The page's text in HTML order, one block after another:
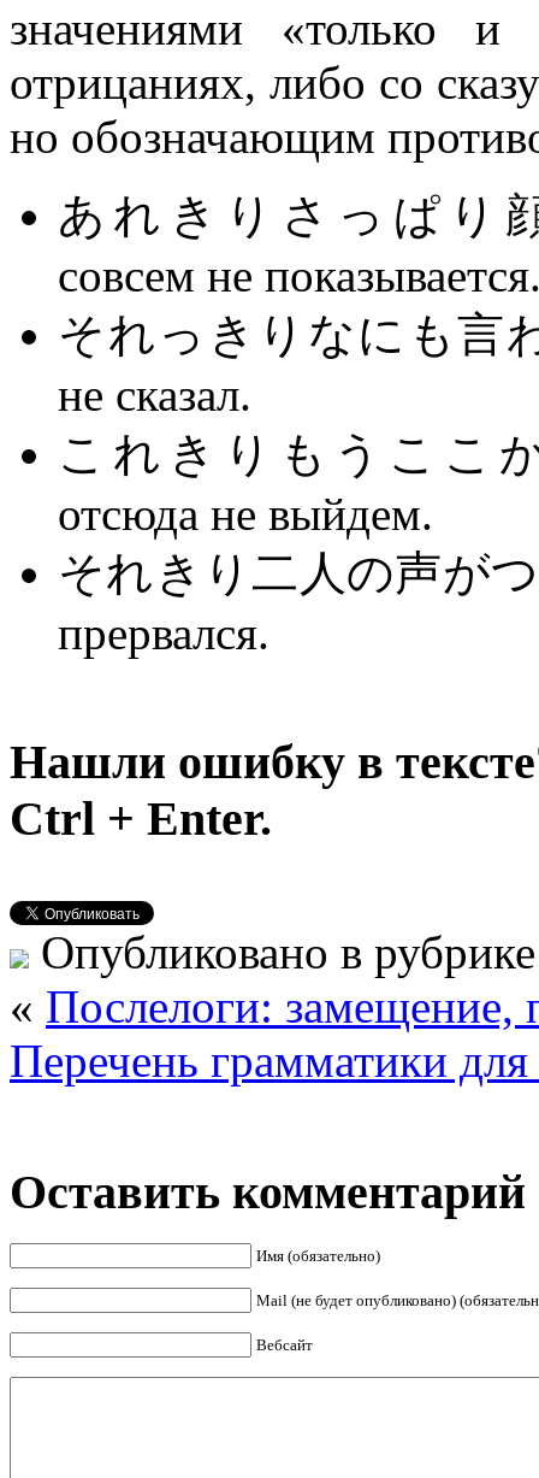
значениями «только
отрицаниях, либо со
но обозначающим
あれきりさっぱり
совсем не
それっきりなにも言
не сказал.
これきりもうここ
отсюда не выйдем.
それきり二人の声がつ
прервался.
Нашли ошибку в
Ctrl + Enter.
Опубликовано в
« Послелоги: замещение,
Перечень грамматики
Оставить комментарий
Имя (обязательно)
Mail (не будет опубликовано)
Вебсайт